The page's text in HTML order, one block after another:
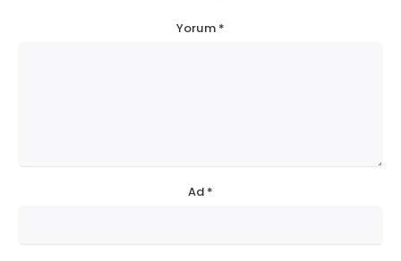
Yorum *
Ad *